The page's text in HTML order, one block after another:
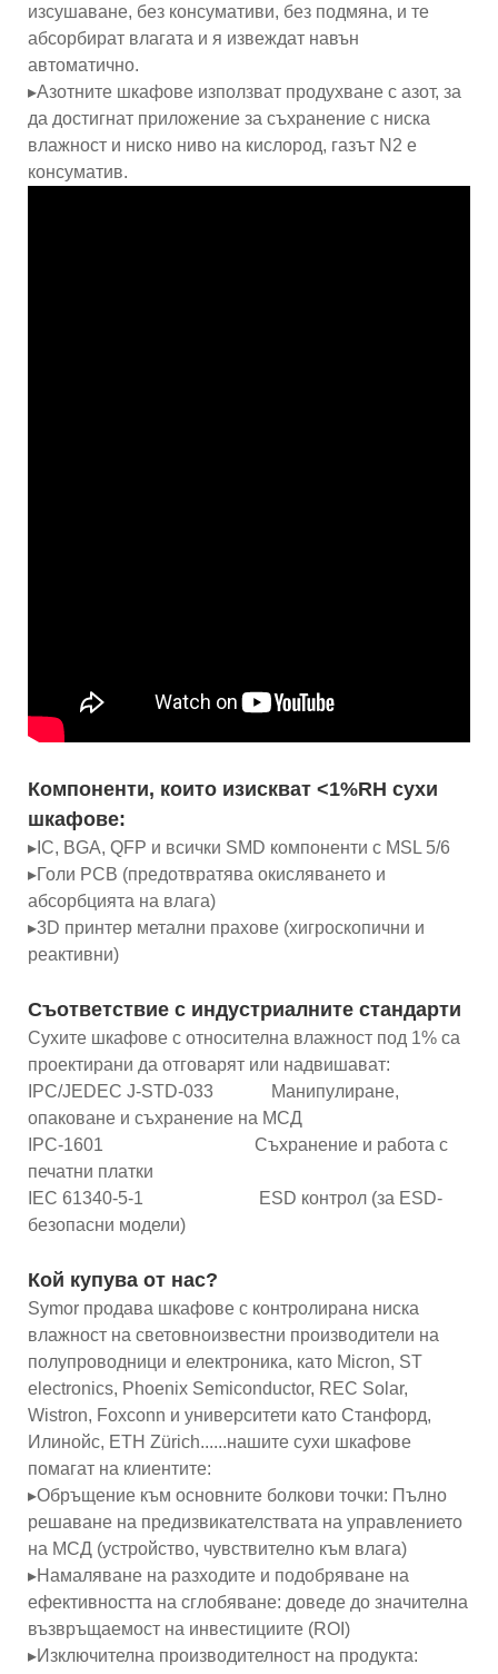
изсушаване, без консумативи, без подмяна, и те
абсорбират влагата и я извеждат навън
автоматично.
▸Азотните шкафове използват продухване с азот, за
да достигнат приложение за съхранение с ниска
влажност и ниско ниво на кислород, газът N2 е
консуматив.
Компоненти, които изискват <1%RH сухи
шкафове:
▸IC, BGA, QFP и всички SMD компоненти с MSL 5/6
▸Голи PCB (предотвратява окисляването и
абсорбцията на влага)
▸3D принтер метални прахове (хигроскопични и
реактивни)
Съответствие с индустриалните стандарти
Сухите шкафове с относителна влажност под 1% са
проектирани да отговарят или надвишават:
IPC/JEDEC J-STD-033 Манипулиране,
опаковане и съхранение на МСД
IPC-1601 Съхранение и работа с
печатни платки
IEC 61340-5-1 ESD контрол (за ESD-
безопасни модели)
Кой купува от нас?
Symor продава шкафове с контролирана ниска
влажност на световноизвестни производители на
полупроводници и електроника, като Micron, ST
electronics, Phoenix Semiconductor, REC Solar,
Wistron, Foxconn и университети като Станфорд,
Илинойс, ETH Zürich......нашите сухи шкафове
помагат на клиентите:
▸Обръщение към основните болкови точки: Пълно
решаване на предизвикателствата на управлението
на МСД (устройство, чувствително към влага)
▸Намаляване на разходите и подобряване на
ефективността на сглобяване: доведе до значителна
възвръщаемост на инвестициите (ROI)
▸Изключителна производителност на продукта: